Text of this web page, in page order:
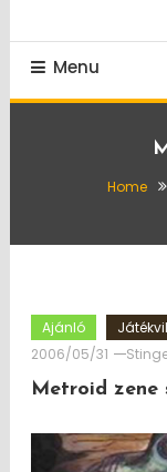
Menu
Home
Ajánló
2006/05/31
Metroid zene